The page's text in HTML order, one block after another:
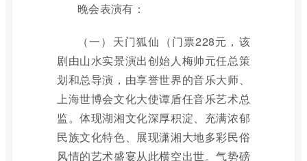
晚会表演有：
（一）天门狐仙（门票228元，该
剧由山水实景演出创始人梅帅元任总策
划和总导演，由享誉世界的音乐大师、
上海世博会文化大使谭盾任音乐艺术总
监。体现湖湘文化深厚积淀、充满浓郁
民族文化特色、展现潇湘大地多彩民俗
风情的艺术盛宴从此横空出世。气势磅